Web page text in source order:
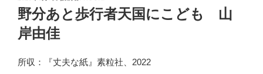
稿
日:
野分あと歩行者天国にこども 山
岸由佳
所収：『丈夫な紙』素粒社、2022